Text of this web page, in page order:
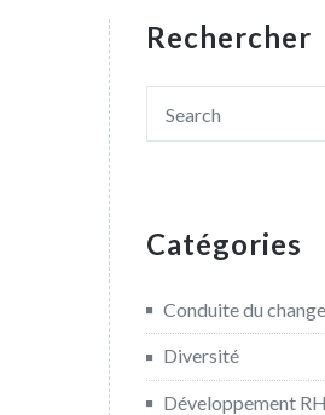
Rechercher
Catégories
Conduite du
Diversité
Développement